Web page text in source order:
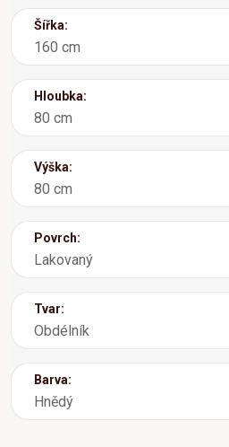
Šířka:
160 cm
Hloubka:
80 cm
Výška:
80 cm
Povrch:
Lakovaný
Tvar:
Obdélník
Barva:
Hnědý